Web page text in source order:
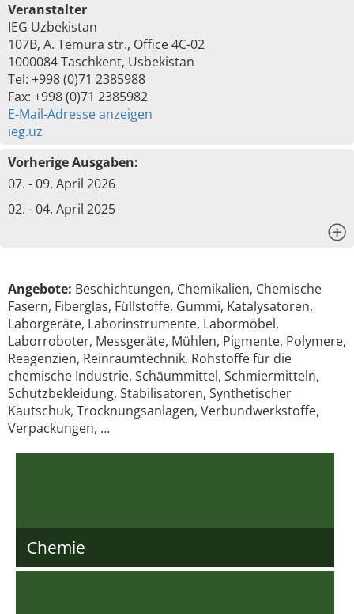
Veranstalter
IEG Uzbekistan
107B, A. Temura str., Office 4C-02
1000084 Taschkent, Usbekistan
Tel: +998 (0)71 2385988
Fax: +998 (0)71 2385982
E-Mail-Adresse anzeigen
ieg.uz
Vorherige Ausgaben:
07. - 09. April 2026
02. - 04. April 2025
Angebote: Beschichtungen, Chemikalien, Chemische
Fasern, Fiberglas, Füllstoffe, Gummi, Katalysatoren,
Laborgeräte, Laborinstrumente, Labormöbel,
Laborroboter, Messgeräte, Mühlen, Pigmente, Polymere,
Reagenzien, Reinraumtechnik, Rohstoffe für die
chemische Industrie, Schäummittel, Schmiermitteln,
Schutzbekleidung, Stabilisatoren, Synthetischer
Kautschuk, Trocknungsanlagen, Verbundwerkstoffe,
Verpackungen, …
Chemie